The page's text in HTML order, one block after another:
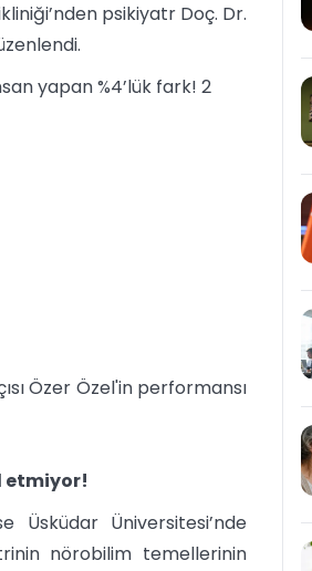
psikiyatr Doç. Dr.
Özer Özel'in performansı
etmiyor!
Üniversitesi’nde
nörobilim temellerinin